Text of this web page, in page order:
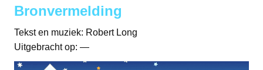
Bronvermelding
Tekst en muziek: Robert Long
Uitgebracht op: —